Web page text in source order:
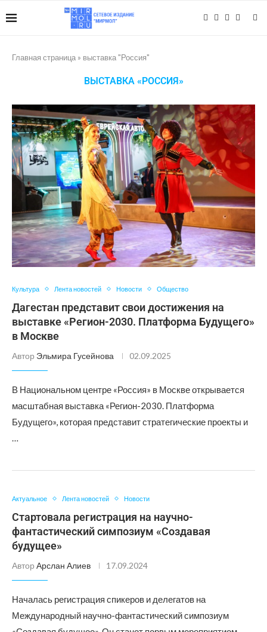
Главная страница » выставка "Россия"
ВЫСТАВКА «РОССИЯ»
Культура Лента новостей Новости Общество
Дагестан представит свои достижения на
выставке «Регион-2030. Платформа Будущего»
в Москве
Автор Эльмира Гусейнова 02.09.2025
В Национальном центре «Россия» в Москве открывается
масштабная выставка «Регион-2030. Платформа
Будущего», которая представит стратегические проекты и
…
Актуальное Лента новостей Новости
Стартовала регистрация на научно-
фантастический симпозиум «Создавая
будущее»
Автор Арслан Алиев 17.09.2024
Началась регистрация спикеров и делегатов на
Международный научно-фантастический симпозиум